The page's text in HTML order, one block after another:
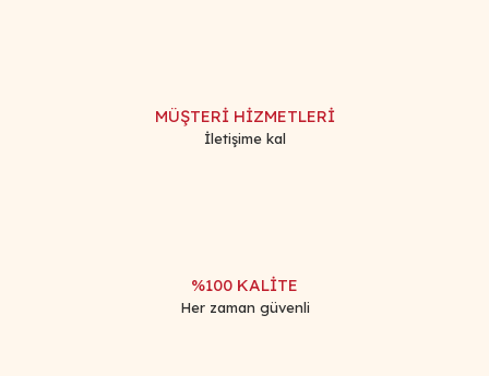
Ürün bilgilerinde hatalar bulunuyor.
MÜŞTERİ HİZMETLERİ
İletişime kal
%100 KALİTE
Her zaman güvenli